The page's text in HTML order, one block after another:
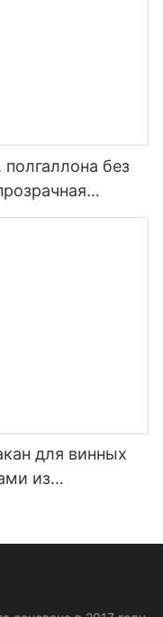
без
бутылка для
для винных
из